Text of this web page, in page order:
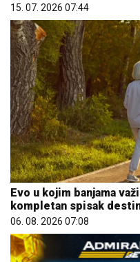
15. 07. 2026 07:44
Evo u kojim banjama
kompletan spisak
06. 08. 2026 07:08